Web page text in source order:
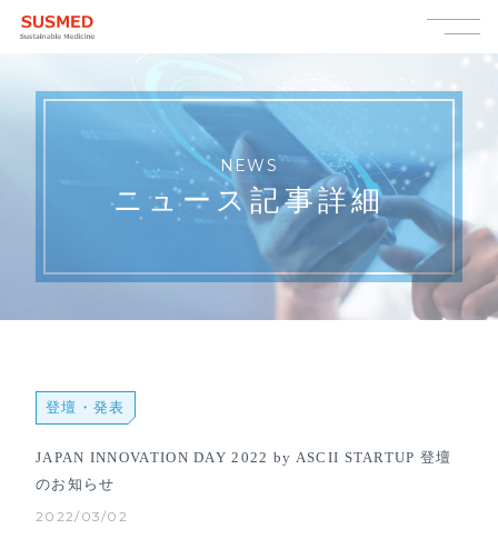
NEWS
ニュース記事詳細
登壇・発表
JAPAN INNOVATION DAY 2022 by ASCII STARTUP 登壇
のお知らせ
2022/03/02